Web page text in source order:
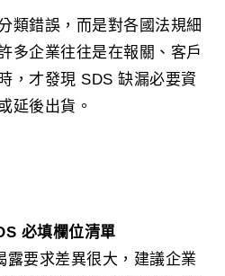
類錯誤，而是對各國法規細
多企業往往是在報關、客戶
，才發現 SDS 缺漏必要資
延後出貨。
必填欄位清單
露要求差異很大，建議企業